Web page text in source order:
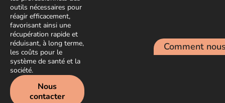
outils nécessaires pour
réagir efficacement,
favorisant ainsi une
récupération rapide et
réduisant, à long terme,
les coûts pour le
système de santé et la
société.
Nous
contacter
Comment